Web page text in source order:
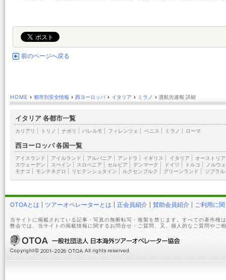
前のページへ戻る
HOME › 都市別安全情報 › 西ヨーロッパ › イタリア › ミラノ › 渡航先速報 詳細
イタリア 各都市一覧
カリアリ トリノ ナポリ パレルモ フィレンツェ ベニス ミラノ ローマ
西ヨーロッパ 各国一覧
アイスランド アイルランド アルバニア アンドラ イギリス イタリア オーストリア
スウェーデン
スペイン スロベニア セルビア デンマーク ドイツ トルコ
ノルウ
モナコ
モンテネグロ リヒテンシュタイン ルクセンブルク グリーンランド ジブラル
OTOAとは ツアーオペレーターとは 正会員紹介 賛助会員紹介 ご利用に
当サイトに掲載されている記事・写真の無断転写・複製を禁じます。すべての著作権
弊会では、当サイトの掲載情報に関するお問合せ・ご質問、又、個人的なご質問やご